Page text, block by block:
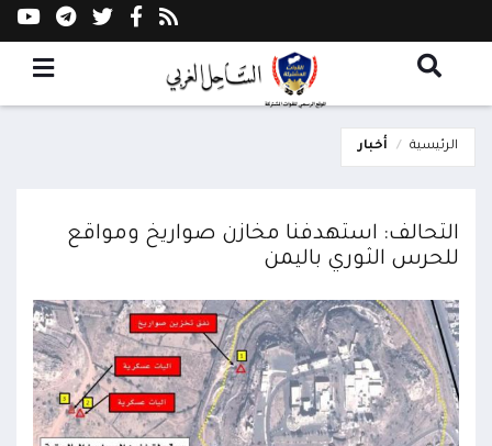
الرئيسية أخبار
التحالف: استهدفنا مخازن صواريخ ومواقع
للحرس الثوري باليمن